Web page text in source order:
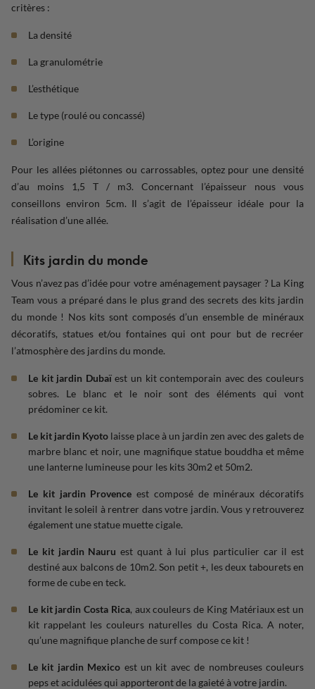
critères :
La densité
La granulométrie
L’esthétique
Le type (roulé ou concassé)
L’origine
Pour les allées piétonnes ou carrossables, optez pour une densité
d’au moins 1,5 T / m3. Concernant l’épaisseur nous vous
conseillons environ 5cm. Il s’agit de l’épaisseur idéale pour la
réalisation d’une allée.
Kits jardin du monde
Vous n’avez pas d’idée pour votre aménagement paysager ? La King
Team vous a préparé dans le plus grand des secrets des kits jardin
du monde ! Nos kits sont composés d’un ensemble de minéraux
décoratifs, statues et/ou fontaines qui ont pour but de recréer
l’atmosphère des jardins du monde.
Le kit jardin Dubaïest un kit contemporain avec des couleurs
sobres. Le blanc et le noir sont des éléments qui vont
prédominer ce kit.
Le kit jardin Kyoto laisse place à un jardin zen avec des galets de
marbre blanc et noir, une magnifique statue bouddha et même
une lanterne lumineuse pour les kits 30m2 et 50m2.
Le kit jardin Provence est composé de minéraux décoratifs
invitant le soleil à rentrer dans votre jardin. Vous y retrouverez
également une statue muette cigale.
Le kit jardin Nauru est quant à lui plus particulier car il est
destiné aux balcons de 10m2. Son petit +, les deux tabourets en
forme de cube en teck.
Le kit jardin Costa Rica, aux couleurs de King Matériaux est un
kit rappelant les couleurs naturelles du Costa Rica. A noter,
qu’une magnifique planche de surf compose ce kit !
Le kit jardin Mexico est un kit avec de nombreuses couleurs
peps et acidulées qui apporteront de la gaieté à votre jardin.